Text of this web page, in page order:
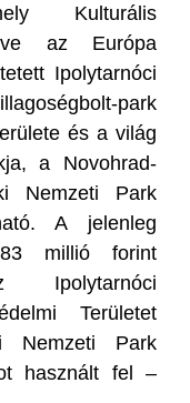
Kulturális
az Európa
Ipolytarnóci
park
és a világ
a Novohrad-
Nemzeti Park
A jelenleg
millió forint
Ipolytarnóci
Területet
Nemzeti Park
használt fel –